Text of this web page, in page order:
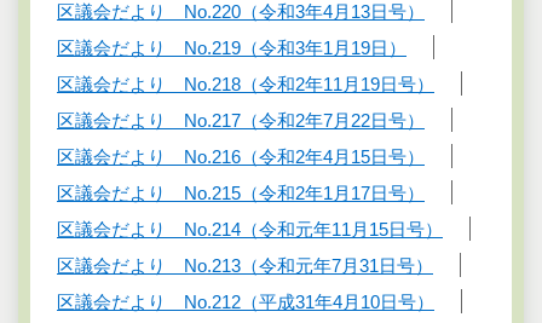
区議会だより No.220（令和3年4月13日号）
区議会だより No.219（令和3年1月19日）
区議会だより No.218（令和2年11月19日号）
区議会だより No.217（令和2年7月22日号）
区議会だより No.216（令和2年4月15日号）
区議会だより No.215（令和2年1月17日号）
区議会だより No.214（令和元年11月15日号）
区議会だより No.213（令和元年7月31日号）
区議会だより No.212（平成31年4月10日号）